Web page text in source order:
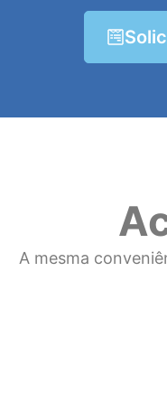
A mesma